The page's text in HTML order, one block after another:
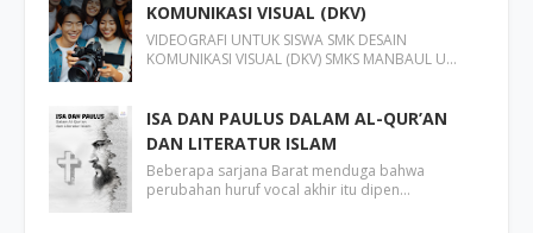
KOMUNIKASI VISUAL (DKV)
VIDEOGRAFI UNTUK SISWA SMK DESAIN
KOMUNIKASI VISUAL (DKV) SMKS MANBAUL U…
ISA DAN PAULUS DALAM AL-QUR’AN
DAN LITERATUR ISLAM
Beberapa sarjana Barat menduga bahwa
perubahan huruf vocal akhir itu dipen…